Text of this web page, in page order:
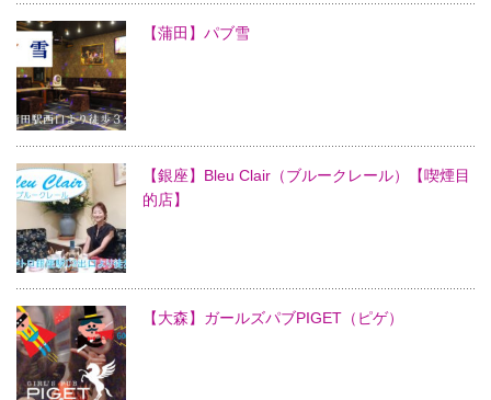
【蒲田】パブ雪
【銀座】Bleu Clair（ブルークレール）【喫煙目
的店】
【大森】ガールズパブPIGET（ピゲ）